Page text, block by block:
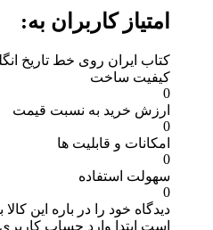
امتیاز کاربران به:
کتاب ایران روی خط تاریخ
کیفیت ساخت
0
ارزش خرید به نسبت قیمت
0
امکانات و قابلیت ها
0
سهولت استفاده
0
دیدگاه خود را در باره این کالا
است ابتدا وارد حساب